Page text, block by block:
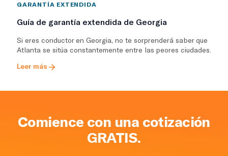
GARANTÍA EXTENDIDA
Guía de garantía extendida de Georgia
Si eres conductor en Georgia, no te sorprenderá saber que
Atlanta se sitúa constantemente entre las peores ciudades.
Leer más
Comience con una cotización
GRATIS.